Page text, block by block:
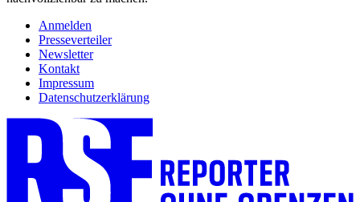
Anmelden
Presseverteiler
Newsletter
Kontakt
Impressum
Datenschutzerklärung